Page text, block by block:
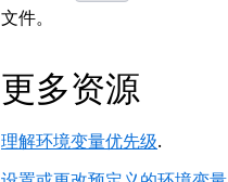
文件。
更多资源
理解环境变量优先级.